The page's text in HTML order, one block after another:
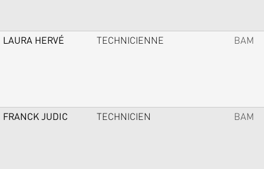
LAURA HERVÉ TECHNICIENNE BAM
FRANCK JUDIC TECHNICIEN BAM